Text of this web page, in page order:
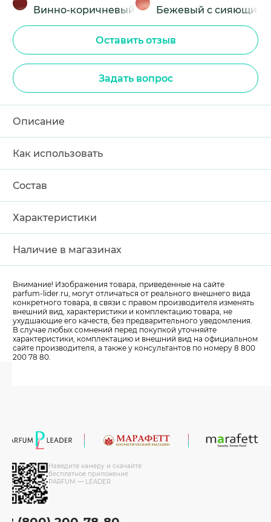
Винно-коричневый Бежевый с сияющими
Оставить отзыв
Задать вопрос
Описание
Как использовать
Состав
Характеристики
Наличие в магазинах
Внимание! Изображения товара, приведенные на сайте
parfum-lider.ru, могут отличаться от реального внешнего вида
конкретного товара, в связи с правом производителя изменять
внешний вид, характеристики и комплектацию товара, не
ухудшающие его качеств, без предварительного уведомления.
В случае любых сомнений перед покупкой уточняйте
характеристики, комплектацию и внешний вид на официальном
сайте производителя, а также у консультантов по номеру 8 800
200 78 80.
Наведите камеру и скачайте
бесплатное приложение
PARFUM — LEADER